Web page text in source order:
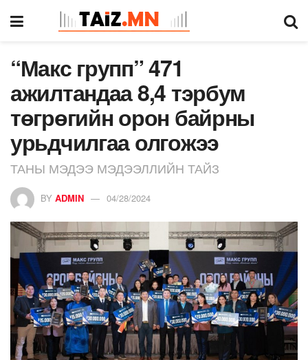
“Макс групп” 471
ажилтандаа 8,4 тэрбум
төгрөгийн орон байрны
урьдчилгаа олгожээ
ТАНЫ МЭДЭЭ МЭДЭЭЛЛИЙН ТАЙЗ
BY ADMIN 04/28/2024